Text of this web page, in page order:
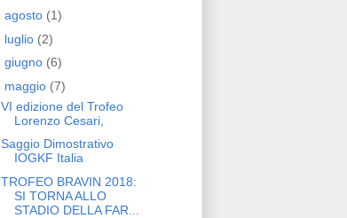
agosto (1)
luglio (2)
giugno (6)
maggio (7)
VI edizione del Trofeo
Lorenzo Cesari,
Saggio Dimostrativo
IOGKF Italia
TROFEO BRAVIN 2018:
SI TORNA ALLO
STADIO DELLA FAR...